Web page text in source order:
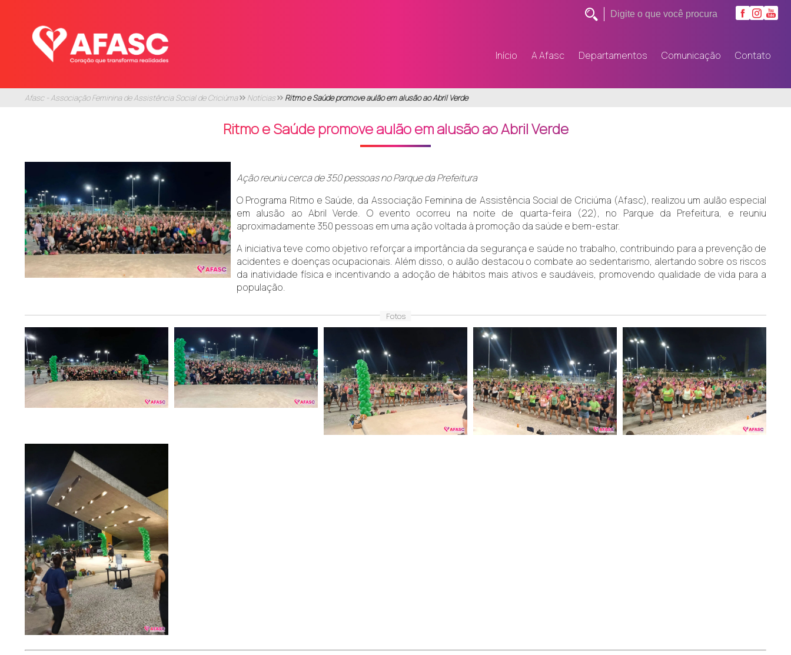
Início A Afasc Departamentos Comunicação Contato
Afasc - Associação Feminina de Assistência Social de Criciúma Notícias Ritmo e Saúde promove aulão em alusão ao Abril Verde
Ritmo e Saúde promove aulão em alusão ao Abril Verde
Ação reuniu cerca de 350 pessoas no Parque da Prefeitura
O Programa Ritmo e Saúde, da Associação Feminina de Assistência Social de Criciúma (Afasc), realizou um aulão especial
em alusão ao Abril Verde. O evento ocorreu na noite de quarta-feira (22), no Parque da Prefeitura, e reuniu
aproximadamente 350 pessoas em uma ação voltada à promoção da saúde e bem-estar.
A iniciativa teve como objetivo reforçar a importância da segurança e saúde no trabalho, contribuindo para a prevenção de
acidentes e doenças ocupacionais. Além disso, o aulão destacou o combate ao sedentarismo, alertando sobre os riscos
da inatividade física e incentivando a adoção de hábitos mais ativos e saudáveis, promovendo qualidade de vida para a
população.
Fotos